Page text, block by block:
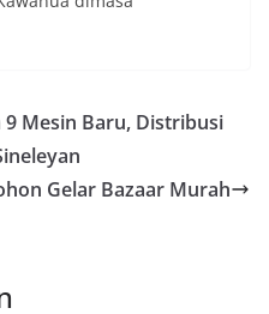
Mesin Baru, Distribusi
Gelar Bazaar Murah